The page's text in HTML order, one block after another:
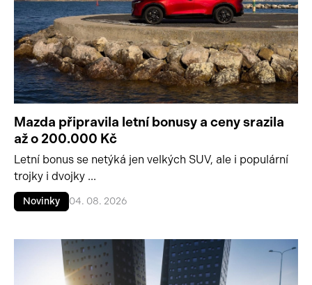
Mazda připravila letní bonusy a ceny srazila
až o 200.000 Kč
Letní bonus se netýká jen velkých SUV, ale i populární
trojky i dvojky ...
Novinky 04. 08. 2026